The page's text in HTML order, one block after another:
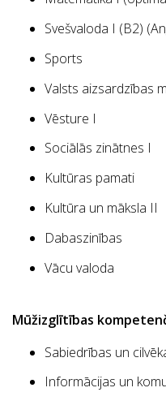
Svešvaloda I (B2)
Sports
Valsts aizsardzības
Vēsture I
Sociālās zinātnes I
Kultūras pamati
Kultūra un māksla II
Dabaszinības
Vācu valoda
Mūžizglītības
Sabiedrības un
Informācijas un